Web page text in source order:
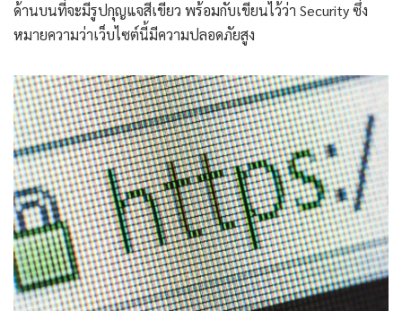
ด้านบนที่จะมีรูปกุญแจสีเขียว พร้อมกับเขียนไว้ว่า Security ซึ่ง
หมายความว่าเว็บไซต์นี้มีความปลอดภัยสูง